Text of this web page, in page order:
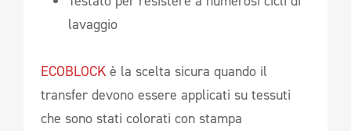
lavaggio
ECOBLOCKè la scelta sicura quando il
transfer devono essere applicati su tessuti
che sono stati colorati con stampa